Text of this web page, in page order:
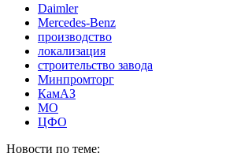
Daimler
Mercedes-Benz
производство
локализация
строительство завода
Минпромторг
КамАЗ
МО
ЦФО
Новости по теме: